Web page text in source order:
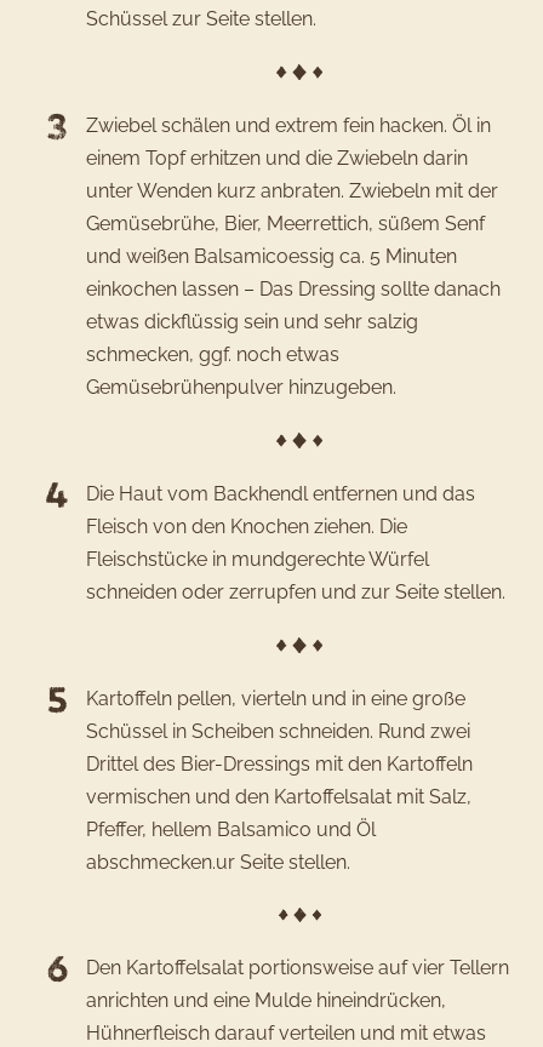
Schüssel zur Seite stellen.
Zwiebel schälen und extrem fein hacken. Öl in
einem Topf erhitzen und die Zwiebeln darin
unter Wenden kurz anbraten. Zwiebeln mit der
Gemüsebrühe, Bier, Meerrettich, süßem Senf
und weißen Balsamicoessig ca. 5 Minuten
einkochen lassen – Das Dressing sollte danach
etwas dickflüssig sein und sehr salzig
schmecken, ggf. noch etwas
Gemüsebrühenpulver hinzugeben.
Die Haut vom Backhendl entfernen und das
Fleisch von den Knochen ziehen. Die
Fleischstücke in mundgerechte Würfel
schneiden oder zerrupfen und zur Seite stellen.
Kartoffeln pellen, vierteln und in eine große
Schüssel in Scheiben schneiden. Rund zwei
Drittel des Bier-Dressings mit den Kartoffeln
vermischen und den Kartoffelsalat mit Salz,
Pfeffer, hellem Balsamico und Öl
abschmecken.ur Seite stellen.
Den Kartoffelsalat portionsweise auf vier Tellern
anrichten und eine Mulde hineindrücken,
Hühnerfleisch darauf verteilen und mit etwas